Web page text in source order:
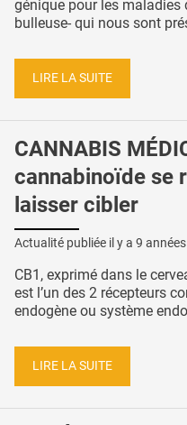
génique pour les maladies
bulleuse- qui nous sont
LIRE LA SUITE
CANNABIS
cannabinoïde se
laisser cibler
Actualité publiée il y a 9
CB1, exprimé dans le
est l’un des 2 récepteurs
endogène ou système
LIRE LA SUITE